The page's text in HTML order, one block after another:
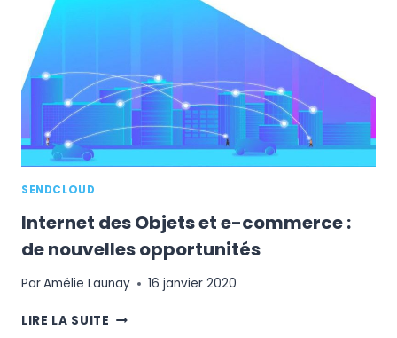
SENDCLOUD
Internet des Objets et e-commerce :
de nouvelles opportunités
ParAmélie Launay 16 janvier 2020
LIRE LA SUITE INTERNET